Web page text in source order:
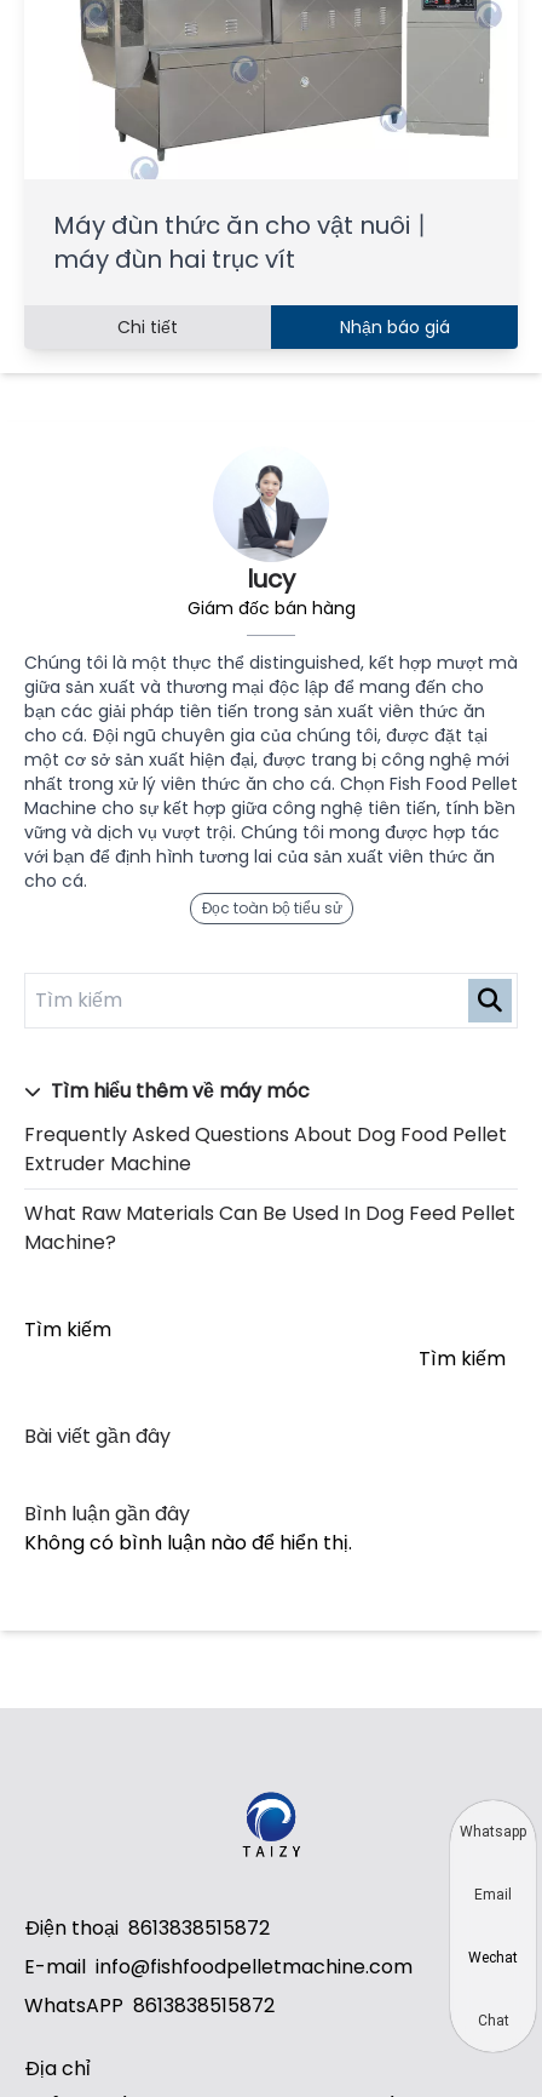
lucy
Giám đốc bán hàng
Chúng tôi là một thực thể distinguished, kết hợp mượt mà
giữa sản xuất và thương mại độc lập để mang đến cho
bạn các giải pháp tiên tiến trong sản xuất viên thức ăn
cho cá. Đội ngũ chuyên gia của chúng tôi, được đặt tại
một cơ sở sản xuất hiện đại, được trang bị công nghệ mới
nhất trong xử lý viên thức ăn cho cá. Chọn Fish Food Pellet
Machine cho sự kết hợp giữa công nghệ tiên tiến, tính bền
vững và dịch vụ vượt trội. Chúng tôi mong được hợp tác
với bạn để định hình tương lai của sản xuất viên thức ăn
cho cá.
Đọc toàn bộ tiểu sử
Tìm hiểu thêm về máy móc
Frequently Asked Questions About Dog Food Pellet
Extruder Machine
What Raw Materials Can Be Used In Dog Feed Pellet
Machine?
Tìm kiếm
Tìm kiếm
Bài viết gần đây
Bình luận gần đây
Không có bình luận nào để hiển thị.
Máy đùn thức ăn cho vật nuôi丨
máy đùn hai trục vít
Chi tiết Nhận báo giá
Điện thoại 8613838515872
E-mail info@fishfoodpelletmachine.com
WhatsAPP 8613838515872
Địa chỉ
Whatsapp
Email
Wechat
Chat